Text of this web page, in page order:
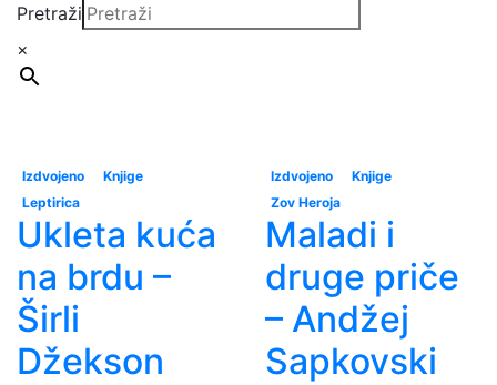
Pretraži
×
Izdvojeno
Knjige
Leptirica
Ukleta kuća
na brdu –
Širli
Džekson
Izdvojeno
Knjige
Zov Heroja
Maladi i
druge priče
– Andžej
Sapkovski